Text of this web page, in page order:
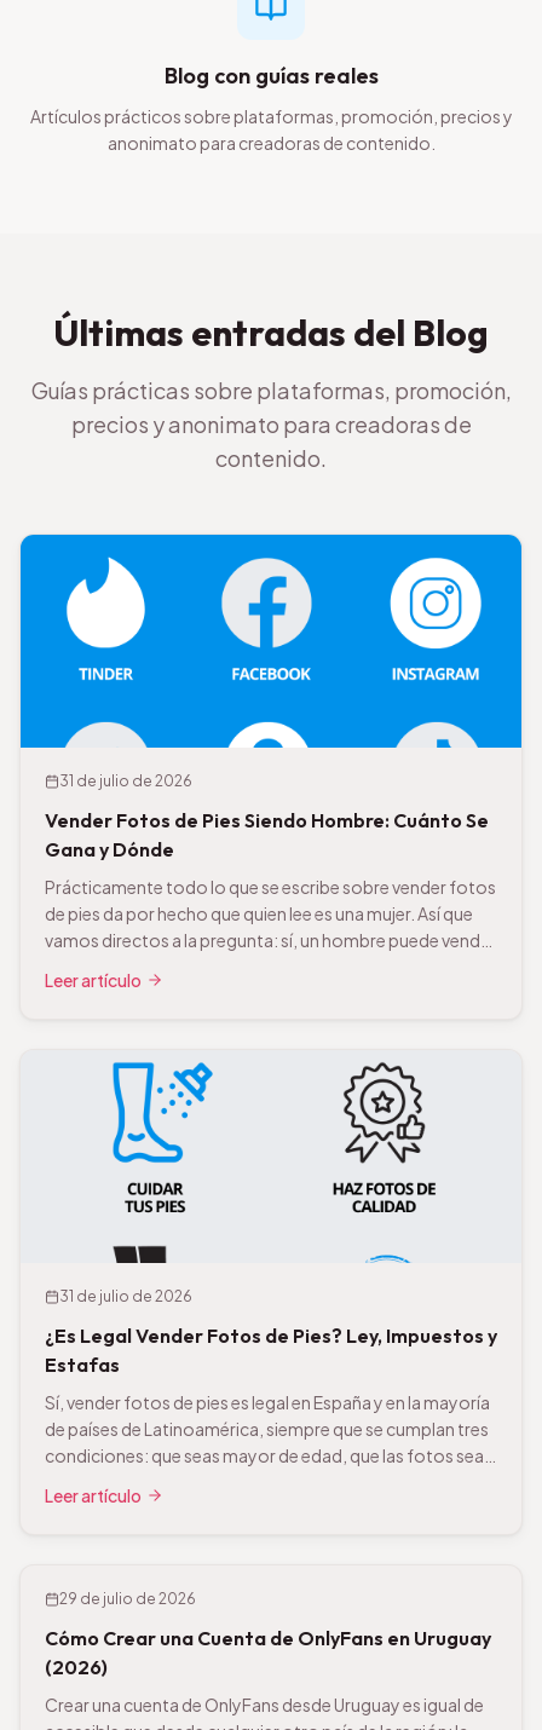
Blog con guías reales
Artículos prácticos sobre plataformas, promoción, precios y
anonimato para creadoras de contenido.
Últimas entradas del Blog
Guías prácticas sobre plataformas, promoción,
precios y anonimato para creadoras de
contenido.
31 de julio de 2026
Vender Fotos de Pies Siendo Hombre: Cuánto Se
Gana y Dónde
Prácticamente todo lo que se escribe sobre vender fotos
de pies da por hecho que quien lee es una mujer. Así que
vamos directos a la pregunta: sí, un hombre puede vender
son las mismas y no aplican condiciones distintas por
Leer artículo
31 de julio de 2026
¿Es Legal Vender Fotos de Pies? Ley, Impuestos y
Estafas
Sí, vender fotos de pies es legal en España y en la mayoría
de países de Latinoamérica, siempre que se cumplan tres
condiciones: que seas mayor de edad, que las fotos sean
vacío legal: es una actividad económica normal y
Leer artículo
29 de julio de 2026
Cómo Crear una Cuenta de OnlyFans en Uruguay
(2026)
Crear una cuenta de OnlyFans desde Uruguay es igual de